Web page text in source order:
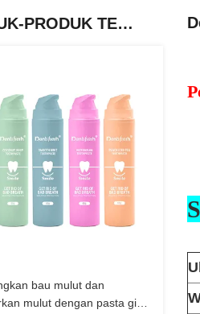
PRODUK-PRODUK TERKAIT
bau mulut dan
mulut dengan pasta gigi